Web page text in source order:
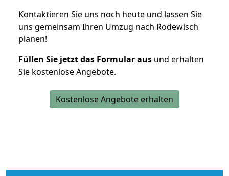
Kontaktieren Sie uns noch heute und lassen Sie
uns gemeinsam Ihren Umzug nach Rodewisch
planen!
Füllen Sie jetzt das Formular aus und erhalten
Sie kostenlose Angebote.
Kostenlose Angebote erhalten